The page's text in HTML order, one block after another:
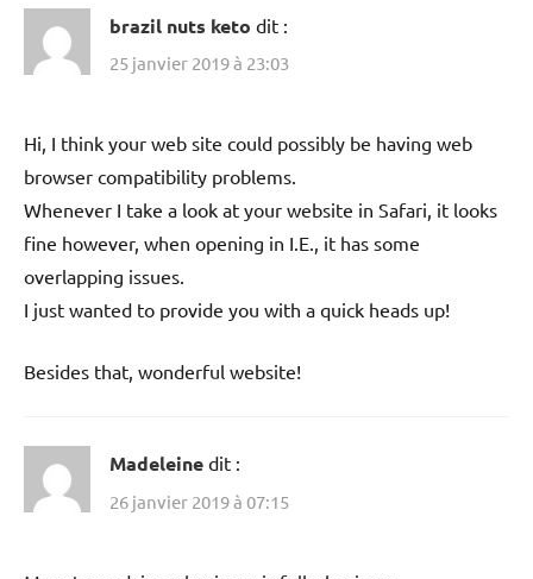
brazil nuts keto dit :
25 janvier 2019 à 23:03
Hi, I think your web site could possibly be having web
browser compatibility problems.
Whenever I take a look at your website in Safari, it looks
fine however, when opening in I.E., it has some
overlapping issues.
I just wanted to provide you with a quick heads up!
Besides that, wonderful website!
Madeleine dit :
26 janvier 2019 à 07:15